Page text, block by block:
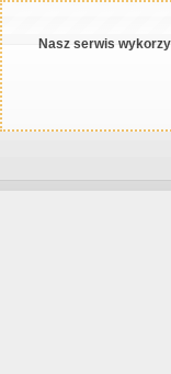
Nasz serwis